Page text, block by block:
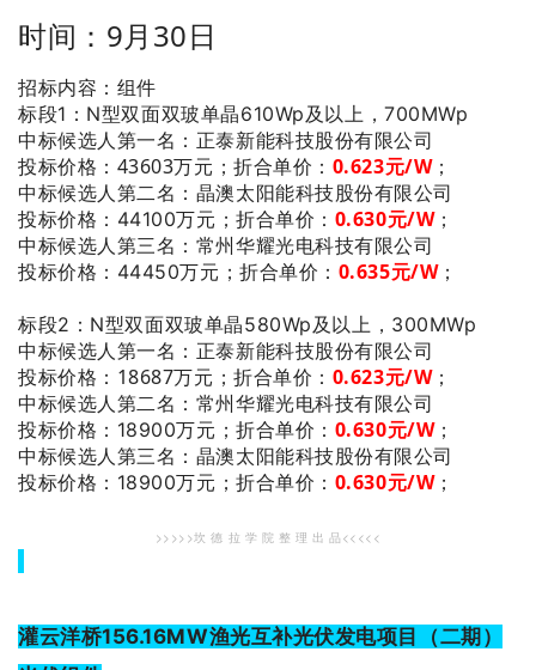
时间：9月30日
招标内容：组件
标段1：N型双面双玻单晶610Wp及以上，700MWp
中标候选人第一名 ：正泰新能科技股份有限公司
投标价格：43603万元；折合单价： 0.623元/W；
中标候选人第二名 ：晶澳太阳能科技股份有限公司
投标价格：44100万元；折合单价： 0.630元/W；
中标候选人第三名 ：常州华耀光电科技有限公司
投标价格：44450万元；折合单价： 0.635元/W；
标段2：N型双面双玻单晶580Wp及以上，300MWp
中标候选人第一名 ：正泰新能科技股份有限公司
投标价格：18687万元；折合单价： 0.623元/W；
中标候选人第二名 ：常州华耀光电科技有限公司
投标价格：18900万元；折合单价： 0.630元/W；
中标候选人第三名 ：晶澳太阳能科技股份有限公司
投标价格：18900万元；折合单价： 0.630元/W；
>>>>>坎 德 拉 学 院 整 理 出 品<<<<<
灌云洋桥156.16MW渔光互补光伏发电项目（二期）